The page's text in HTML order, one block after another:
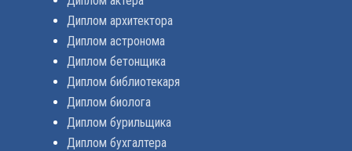
Диплом архитектора
Диплом астронома
Диплом бетонщика
Диплом библиотекаря
Диплом биолога
Диплом бурильщика
Диплом бухгалтера